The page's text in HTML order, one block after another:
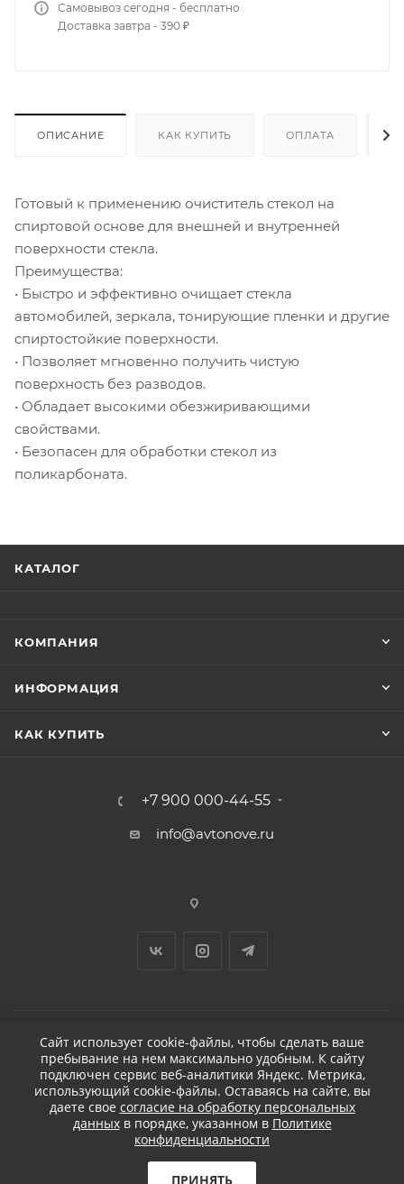
Самовывоз сегодня - бесплатно
Доставка завтра - 390 ₽
ОПИСАНИЕ КАК КУПИТЬ ОПЛАТА
Готовый к применению очиститель стекол на
спиртовой основе для внешней и внутренней
поверхности стекла.
Преимущества:
• Быстро и эффективно очищает стекла
автомобилей, зеркала, тонирующие пленки и другие
спиртостойкие поверхности.
• Позволяет мгновенно получить чистую
поверхность без разводов.
• Обладает высокими обезжиривающими
свойствами.
• Безопасен для обработки стекол из
поликарбоната.
Бесплатная доставка
КАТАЛОГ
КОМПАНИЯ
ИНФОРМАЦИЯ
КАК КУПИТЬ
+7 900 000-44-55
info@avtonove.ru
2026 © ДЕТЕЙЛИНГ-МАРКЕТ АВТОНОВЬЕ
Сайт использует cookie-файлы, чтобы сделать ваше
пребывание на нем максимально удобным. К cайту
подключен сервис веб-аналитики Яндекс. Метрика,
использующий cookie-файлы. Оставаясь на сайте, вы
даете свое согласие на обработку персональных
данныхв порядке, указанном в Политике
конфиденциальности
ПРИНЯТЬ